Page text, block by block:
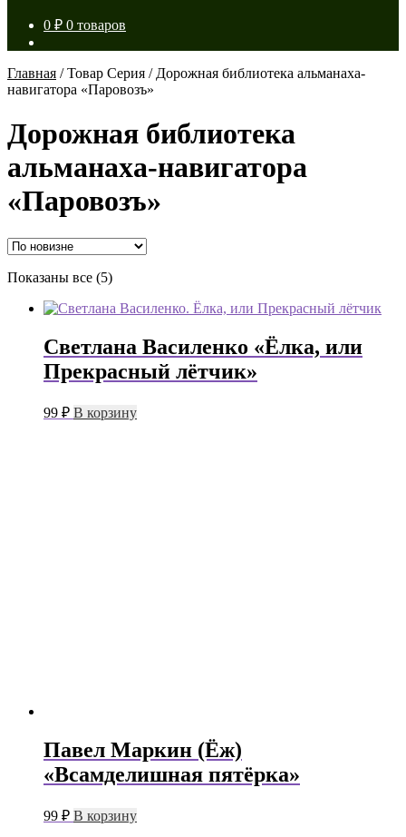
0 ₽ 0 товаров
Главная /Товар Серия / Дорожная библиотека альманаха-
навигатора «Паровозъ»
Дорожная библиотека
альманаха-навигатора
«Паровозъ»
Показаны все (5)Сортировка:
недавние
Светлана Василенко «Ёлка, или
Прекрасный лётчик»
99 ₽ В корзину
Павел Маркин (Ёж)
«Всамделишная пятёрка»
99 ₽ В корзину